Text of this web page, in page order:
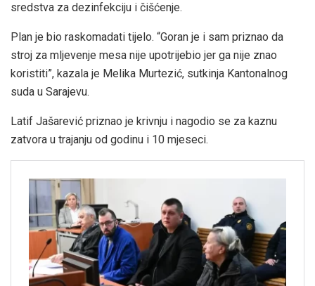
sredstva za dezinfekciju i čišćenje.
Plan je bio raskomadati tijelo. “Goran je i sam priznao da
stroj za mljevenje mesa nije upotrijebio jer ga nije znao
koristiti”, kazala je Melika Murtezić, sutkinja Kantonalnog
suda u Sarajevu.
Latif Jašarević priznao je krivnju i nagodio se za kaznu
zatvora u trajanju od godinu i 10 mjeseci.